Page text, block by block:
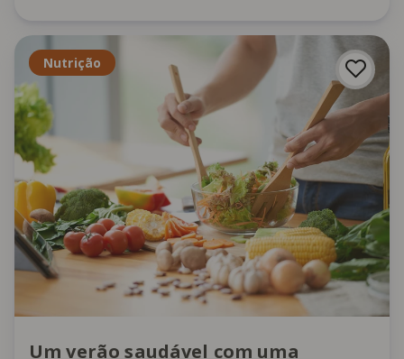
Nutrição
Um verão saudável com uma